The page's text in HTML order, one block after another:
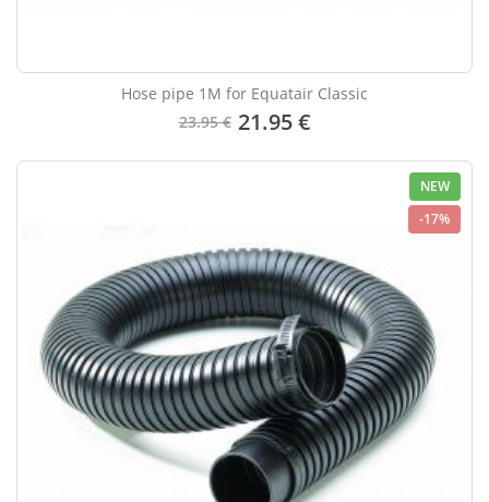
Hose pipe 1M for Equatair Classic
23.95 € 21.95 €
NEW
-17%